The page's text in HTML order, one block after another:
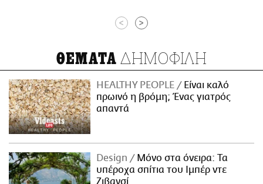
< >
ΘΕΜΑΤΑ ΔΗΜΟΦΙΛΗ
HEALTHY PEOPLE
Είναι καλό
πρωινό η βρόμη; Ένας γιατρός
απαντά
Design
Μόνο στα όνειρα: Τα
υπέροχα σπίτια του Ιμπέρ ντε
Ζιβανσί